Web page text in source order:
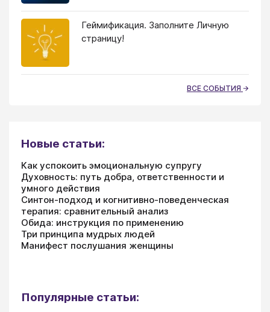
Геймификация. Заполните Личную
страницу!
ВСЕ СОБЫТИЯ
Новые статьи:
Как успокоить эмоциональную супругу
Духовность: путь добра, ответственности и
умного действия
Синтон-подход и когнитивно-поведенческая
терапия: сравнительный анализ
Обида: инструкция по применению
Три принципа мудрых людей
Манифест послушания женщины
Популярные статьи: